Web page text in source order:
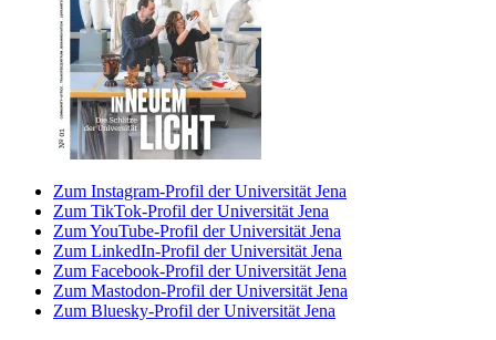
Zum Instagram-Profil der Universität Jena
Zum TikTok-Profil der Universität Jena
Zum YouTube-Profil der Universität Jena
Zum LinkedIn-Profil der Universität Jena
Zum Facebook-Profil der Universität Jena
Zum Mastodon-Profil der Universität Jena
Zum Bluesky-Profil der Universität Jena